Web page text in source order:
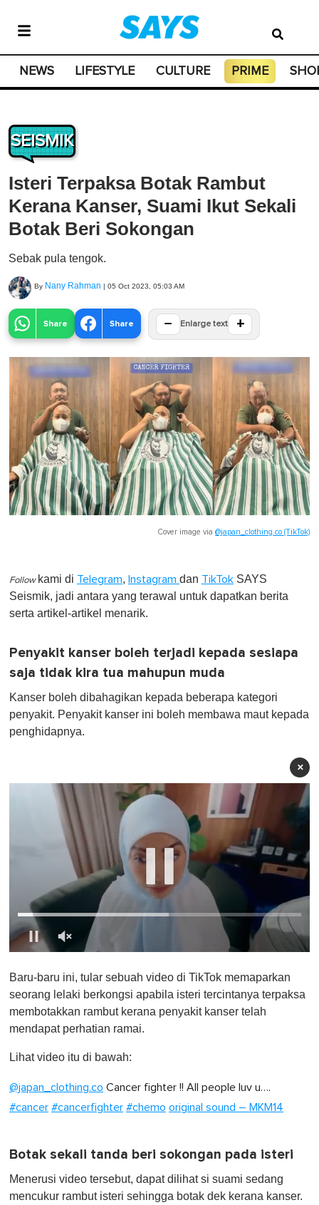
NEWS LIFESTYLE CULTURE PRIME
SEISMIK
Isteri Terpaksa Botak Rambut
Kerana Kanser, Suami Ikut Sekali
Botak Beri Sokongan
Sebak pula tengok.
By Nany Rahman | 05 Oct 2023, 05:03 AM
Share Share − Enlarge text +
Cover image via @japan_clothing.co (TikTok)
Follow kami di Telegram, Instagram dan TikTok SAYS
Seismik, jadi antara yang terawal untuk dapatkan berita
serta artikel-artikel menarik.
Penyakit kanser boleh terjadi kepada sesiapa
saja tidak kira tua mahupun muda
Kanser boleh dibahagikan kepada beberapa kategori
penyakit. Penyakit kanser ini boleh membawa maut kepada
penghidapnya.
×
f
1
i
n
e
0
Baru-baru ini, tular sebuah video di TikTok memaparkan
seorang lelaki berkongsi apabila isteri tercintanya terpaksa
membotakkan rambut kerana penyakit kanser telah
mendapat perhatian ramai.
Lihat video itu di bawah:
@japan_clothing.co Cancer fighter !! All people luv u….
#cancer #cancerfighter #chemo original sound – MKM14
Botak sekali tanda beri sokongan pada isteri
Menerusi video tersebut, dapat dilihat si suami sedang
mencukur rambut isteri sehingga botak dek kerana kanser.